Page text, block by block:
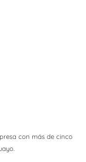
con más de cinco